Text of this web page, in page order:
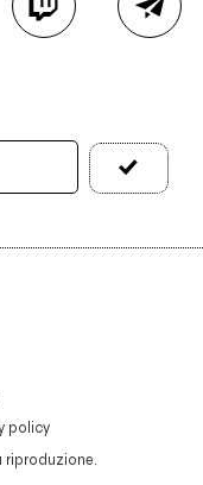
policy
riproduzione.